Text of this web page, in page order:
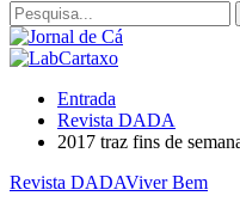
Entrada
Revista DADA
2017 traz fins de
Revista DADAViver Bem